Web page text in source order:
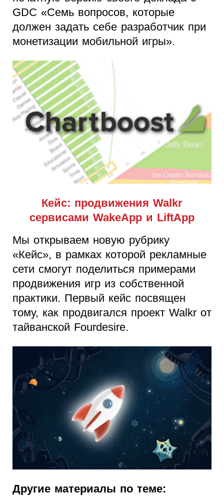
GDC «Семь вопросов, которые
должен задать себе разработчик при
монетизации мобильной игры».
Кейс: продвижения Walkr
сервисами WakeApp и LiftApp
Мы открываем новую рубрику
«Кейс», в рамках которой рекламные
сети смогут поделиться примерами
продвижения игр из собственной
практики. Первый кейс посвящен
тому, как продвигался проект Walkr от
тайванской Fourdesire.
Другие материалы по теме: